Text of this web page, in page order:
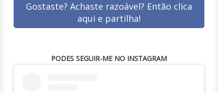
Gostaste? Achaste razoável? Então clica
aqui e partilha!
PODES SEGUIR-ME NO INSTAGRAM